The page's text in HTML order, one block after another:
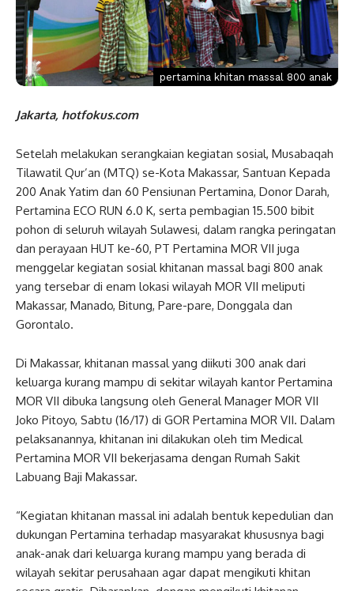
pertamina khitan massal 800 anak
Jakarta, hotfokus.com
Setelah melakukan serangkaian kegiatan sosial, Musabaqah
Tilawatil Qur’an (MTQ) se-Kota Makassar, Santuan Kepada
200 Anak Yatim dan 60 Pensiunan Pertamina, Donor Darah,
Pertamina ECO RUN 6.0 K, serta pembagian 15.500 bibit
pohon di seluruh wilayah Sulawesi, dalam rangka peringatan
dan perayaan HUT ke-60, PT Pertamina MOR VII juga
menggelar kegiatan sosial khitanan massal bagi 800 anak
yang tersebar di enam lokasi wilayah MOR VII meliputi
Makassar, Manado, Bitung, Pare-pare, Donggala dan
Gorontalo.
Di Makassar, khitanan massal yang diikuti 300 anak dari
keluarga kurang mampu di sekitar wilayah kantor Pertamina
MOR VII dibuka langsung oleh General Manager MOR VII
Joko Pitoyo, Sabtu (16/17) di GOR Pertamina MOR VII. Dalam
pelaksanannya, khitanan ini dilakukan oleh tim Medical
Pertamina MOR VII bekerjasama dengan Rumah Sakit
Labuang Baji Makassar.
“Kegiatan khitanan massal ini adalah bentuk kepedulian dan
dukungan Pertamina terhadap masyarakat khususnya bagi
anak-anak dari keluarga kurang mampu yang berada di
wilayah sekitar perusahaan agar dapat mengikuti khitan